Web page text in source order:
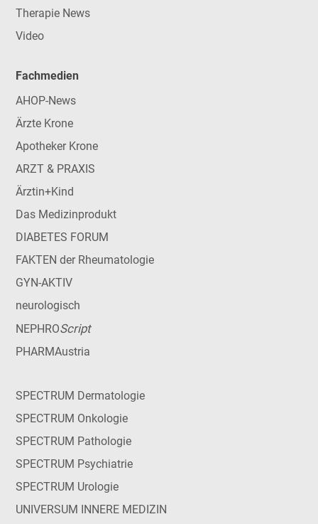
Therapie News
Video
Fachmedien
AHOP-News
Ärzte Krone
Apotheker Krone
ARZT & PRAXIS
Ärztin+Kind
Das Medizinprodukt
DIABETES FORUM
FAKTEN der Rheumatologie
GYN-AKTIV
neurologisch
NEPHROScript
PHARMAustria
SPECTRUM Dermatologie
SPECTRUM Onkologie
SPECTRUM Pathologie
SPECTRUM Psychiatrie
SPECTRUM Urologie
UNIVERSUM INNERE MEDIZIN